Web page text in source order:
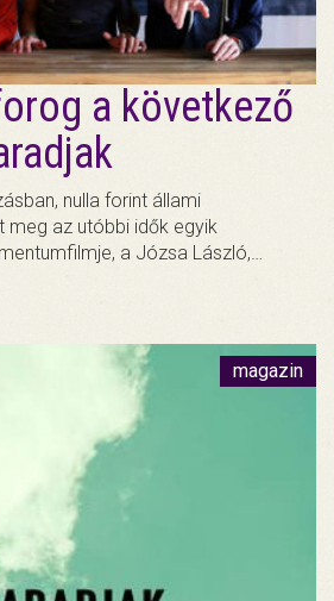
a következő
nulla forint állami
az utóbbi idők egyik
a Józsa László,…
magazin